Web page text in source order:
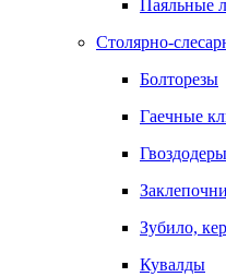
Паяльные
Столярно-
Болторезы
Гаечные
Гвоздодеры
Зубило,
Кувалды